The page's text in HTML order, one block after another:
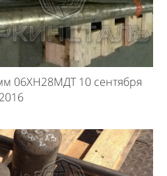
06ХН28МДТ 10 сентября
2016